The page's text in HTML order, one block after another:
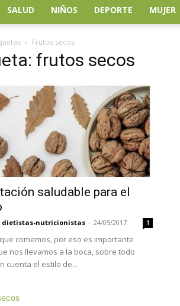
SALUD NIÑOS DEPORTE MUJER
Frutos secos
frutos secos
saludable para el
dietistas-nutricionistas - 24/05/2017 1
comemos, por eso es importante
nos llevamos a la boca, sobre todo
cuenta el estilo de...